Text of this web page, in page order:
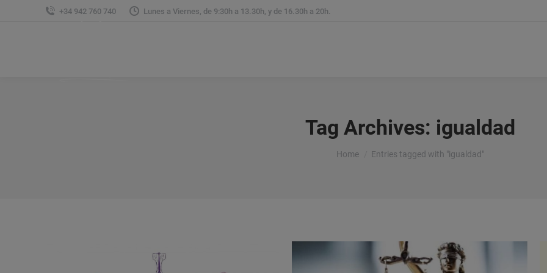
+34 942 760 740 Lunes a Viernes, de 9:30h a 13.30h, y de 16.30h a 20h.
Tag Archives: igualdad
You are here:
Home Entries tagged with "igualdad"